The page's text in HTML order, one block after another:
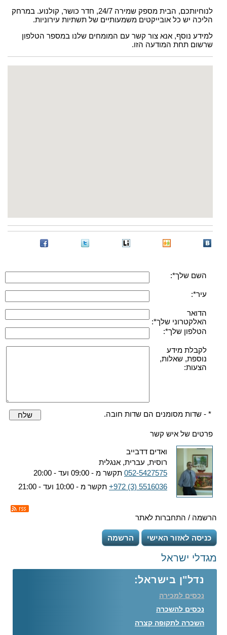
לנוחיותכם, הבית מספק שמירה 24/7, חדר כושר, קולנוע. במרחק
הליכה יש כל אובייקטים משמעותיים של תשתיות עירוניות.
למידע נוסף, אנא צור קשר עם המומחים שלנו במספר הטלפון
שרשום תחת המודעה הזו.
השם שלך*:
עיר*:
הדואר
האלקטרוני שלך*:
הטלפון שלך*:
לקבלת מידע
נוספת, שאלות,
הצעות:
* - שדות מסומנים הם שדות חובה. שלח
פרטים של איש קשר
ואדים דדבייב
רוסית, עברית, אנגלית
052-5427575 תקשר מ - 09:00 ועד - 20:00
+972 (3) 5516036 תקשר מ - 10:00 ועד - 21:00
הרשמה / התחברות לאתר
כניסה לאזור האישי הרשמה
מגדלי ישראל
נדל"ן בישראל:
נכסים למכירה
נכסים להשכרה
השכרה לתקופה קצרה